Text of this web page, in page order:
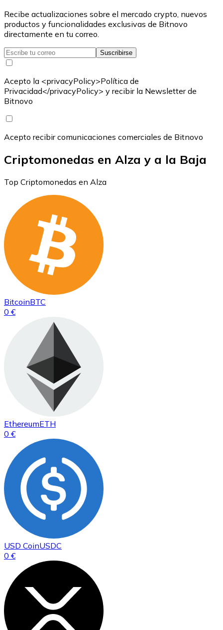
Recibe actualizaciones sobre el mercado crypto, nuevos
productos y funcionalidades exclusivas de Bitnovo
directamente en tu correo.
Suscribirse
Acepto la <privacyPolicy>Política de
Privacidad</privacyPolicy> y recibir la Newsletter de
Bitnovo
Acepto recibir comunicaciones comerciales de Bitnovo
Criptomonedas en Alza y a la Baja
Top Criptomonedas en Alza
BitcoinBTC
0 €
EthereumETH
0 €
USD CoinUSDC
0 €